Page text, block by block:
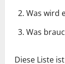
Was wird
Was
Diese Liste